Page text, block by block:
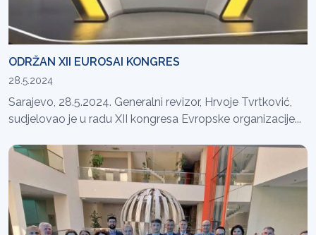
ODRŽAN XII EUROSAI KONGRES
28.5.2024
Sarajevo, 28.5.2024. Generalni revizor, Hrvoje Tvrtković,
sudjelovao je u radu XII kongresa Evropske organizacije...